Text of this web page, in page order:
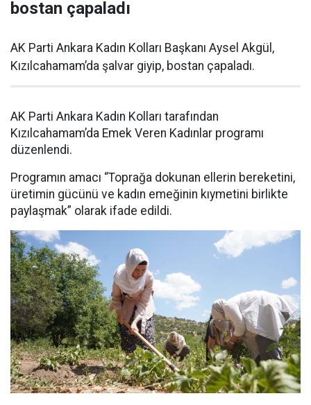
bostan çapaladı
AK Parti Ankara Kadın Kolları Başkanı Aysel Akgül,
Kızılcahamam’da şalvar giyip, bostan çapaladı.
AK Parti Ankara Kadın Kolları tarafından
Kızılcahamam’da Emek Veren Kadınlar programı
düzenlendi.
Programın amacı “Toprağa dokunan ellerin bereketini,
üretimin gücünü ve kadın emeğinin kıymetini birlikte
paylaşmak” olarak ifade edildi.